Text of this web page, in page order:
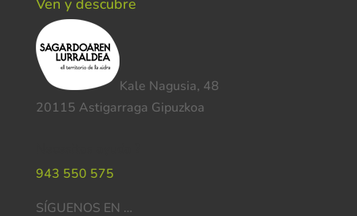
Ven y descubre
Kale Nagusia, 48
20115 Astigarraga Gipuzkoa
943 550 575
SÍGUENOS EN …